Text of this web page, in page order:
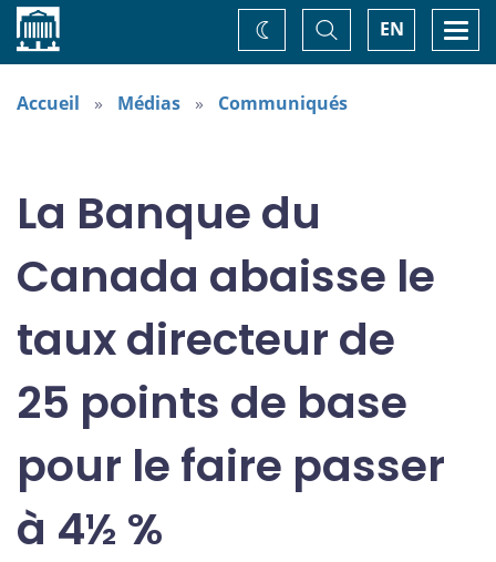
Accueil EN
Basculer
la
recherche
Changez
de
thème
Accueil Médias Communiqués
La Banque du
Canada abaisse le
taux directeur de
25 points de base
pour le faire passer
à 4½ %